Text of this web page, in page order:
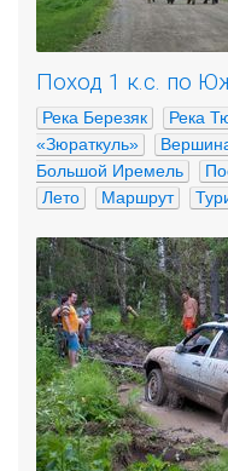
Поход 1 к.с. по
Река Березяк Река
«Зюраткуль»
Большой Иремель
Лето
Маршрут